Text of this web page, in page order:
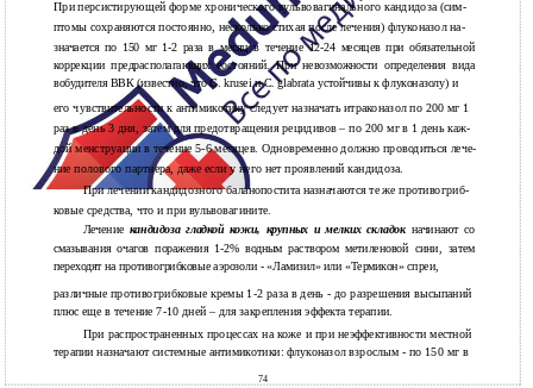
При персистирующей форме хронического вульвовагинального кандидоза (сим-
птомы сохраняются постоянно, несколько стихая после лечения) флуконазол на-
значается по 150 мг 1-2 раза в месяц в течение 12-24 месяцев при обязательной
коррекции предрасполагающих состояний. При невозможности определения вида
вобудителя ВВК (известно, что С. krusei и C. glabrata устойчивы к флуконазолу) и
его чувствительности к антимикотику следует назначать итраконазол по 200 мг 1
раз в день 3 дня, затем для предотвращения рецидивов – по 200 мг в 1 день каж-
дой менструации в течение 5-6 месяцев. Одновременно должно проводиться лече-
ние полового партнера, даже если у него нет проявлений кандидоза.
При лечении кандидозного баланопостита назначаются те же противогриб-
ковые средства, что и при вульвовагините.
Лечение кандидоза гладкой кожи, крупных и мелких складок начинают со
смазывания очагов поражения 1-2%водным раствором метиленовой сини, затем
переходят на противогрибковые аэрозоли - «Ламизил» или «Термикон» спреи,
различные противогрибковые кремы 1-2 раза в день - до разрешения высыпаний
плюс еще в течение 7-10 дней – для закрепления эффекта терапии.
При распространенных процессах на коже и при неэффективности местной
терапии назначают системные антимикотики: флуконазол взрослым - по 150 мг в
74